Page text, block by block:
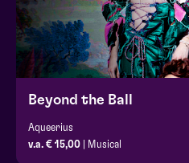
Beyond the Ball
Aqueerius
v.a. € 15,00 | Musical